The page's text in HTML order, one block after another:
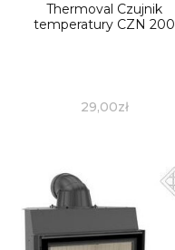
Thermoval Czujnik
temperatury CZN 200
29,00zł